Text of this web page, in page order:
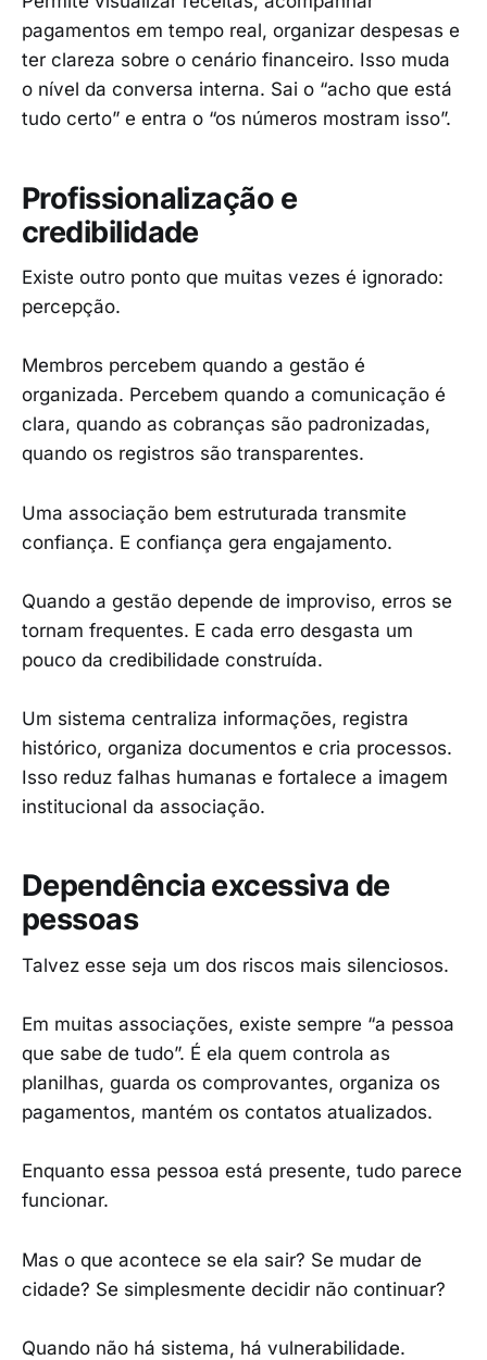
pagamentos em tempo real, organizar despesas e
ter clareza sobre o cenário financeiro. Isso muda
o nível da conversa interna. Sai o “acho que está
tudo certo” e entra o “os números mostram isso”.
Profissionalização e
credibilidade
Existe outro ponto que muitas vezes é ignorado:
percepção.
Membros percebem quando a gestão é
organizada. Percebem quando a comunicação é
clara, quando as cobranças são padronizadas,
quando os registros são transparentes.
Uma associação bem estruturada transmite
confiança. E confiança gera engajamento.
Quando a gestão depende de improviso, erros se
tornam frequentes. E cada erro desgasta um
pouco da credibilidade construída.
Um sistema centraliza informações, registra
histórico, organiza documentos e cria processos.
Isso reduz falhas humanas e fortalece a imagem
institucional da associação.
Dependência excessiva de
pessoas
Talvez esse seja um dos riscos mais silenciosos.
Em muitas associações, existe sempre “a pessoa
que sabe de tudo”. É ela quem controla as
planilhas, guarda os comprovantes, organiza os
pagamentos, mantém os contatos atualizados.
Enquanto essa pessoa está presente, tudo parece
funcionar.
Mas o que acontece se ela sair? Se mudar de
cidade? Se simplesmente decidir não continuar?
Quando não há sistema, há vulnerabilidade.